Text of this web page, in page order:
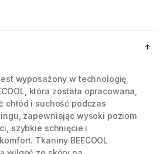
wyposażony w technologię
która została opracowana,
chłód i suchość podczas
zapewniając wysoki poziom
szybkie schnięcie i
Tkaniny BEECOOL